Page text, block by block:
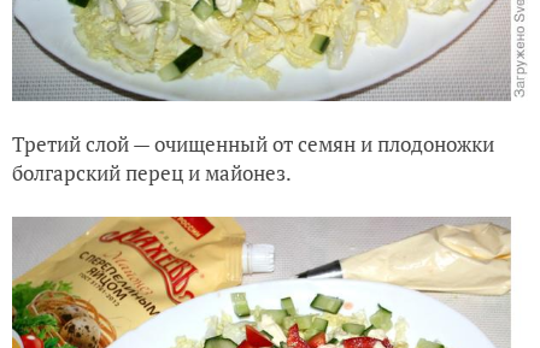
Третий слой — очищенный от семян и плодоножки
болгарский перец и майонез.